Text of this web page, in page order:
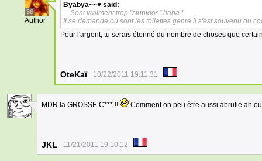
36
Author
Byabya~~♥ said:
Sont vraiment trop "stupidos" haha !
Il se demande où sont les toilettes genre il s'est souvenu du
Pour l'argent, tu serais étonné du nombre de choses que
OteKaï 10/22/2011 19:11:31
3
MDR la GROSSE C*** !! Comment on peu être aussi abrutie ah
JKL 11/21/2011 19:10:12